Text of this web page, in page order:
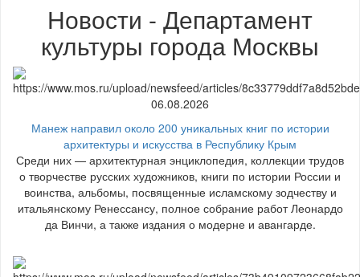
Новости - Департамент
культуры города Москвы
06.08.2026
Манеж направил около 200 уникальных книг по истории
архитектуры и искусства в Республику Крым
Среди них — архитектурная энциклопедия, коллекции трудов
о творчестве русских художников, книги по истории России и
воинства, альбомы, посвященные исламскому зодчеству и
итальянскому Ренессансу, полное собрание работ Леонардо
да Винчи, а также издания о модерне и авангарде.